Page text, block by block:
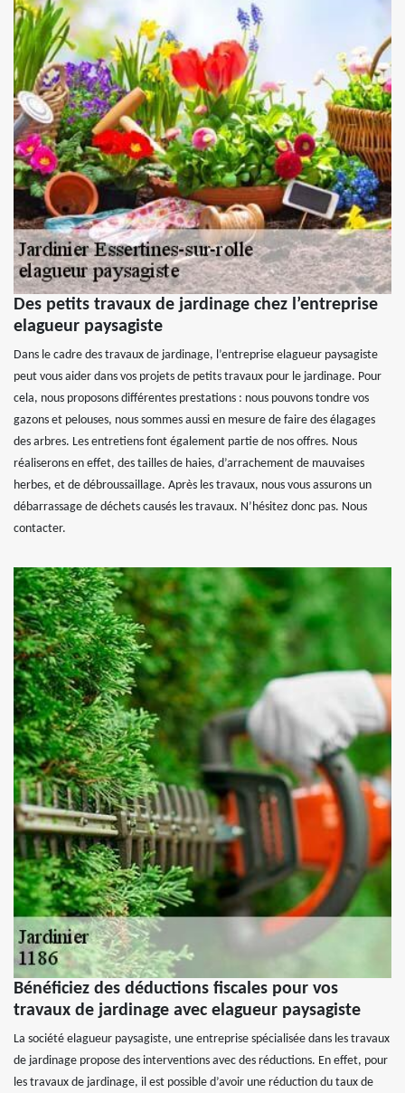
Des petits travaux de jardinage chez l’entreprise
elagueur paysagiste
Dans le cadre des travaux de jardinage, l’entreprise elagueur paysagiste
peut vous aider dans vos projets de petits travaux pour le jardinage. Pour
cela, nous proposons différentes prestations : nous pouvons tondre vos
gazons et pelouses, nous sommes aussi en mesure de faire des élagages
des arbres. Les entretiens font également partie de nos offres. Nous
réaliserons en effet, des tailles de haies, d’arrachement de mauvaises
herbes, et de débroussaillage. Après les travaux, nous vous assurons un
débarrassage de déchets causés les travaux. N’hésitez donc pas. Nous
contacter.
Bénéficiez des déductions fiscales pour vos
travaux de jardinage avec elagueur paysagiste
La société elagueur paysagiste, une entreprise spécialisée dans les travaux
de jardinage propose des interventions avec des réductions. En effet, pour
les travaux de jardinage, il est possible d’avoir une réduction du taux de